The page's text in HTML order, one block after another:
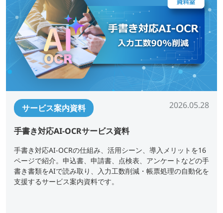
サービス案内資料 2026.05.28
手書き対応AI-OCRサービス資料
手書き対応AI-OCRの仕組み、活用シーン、導入メリットを16
ページで紹介。申込書、申請書、点検表、アンケートなどの手
書き書類をAIで読み取り、入力工数削減・帳票処理の自動化を
支援するサービス案内資料です。